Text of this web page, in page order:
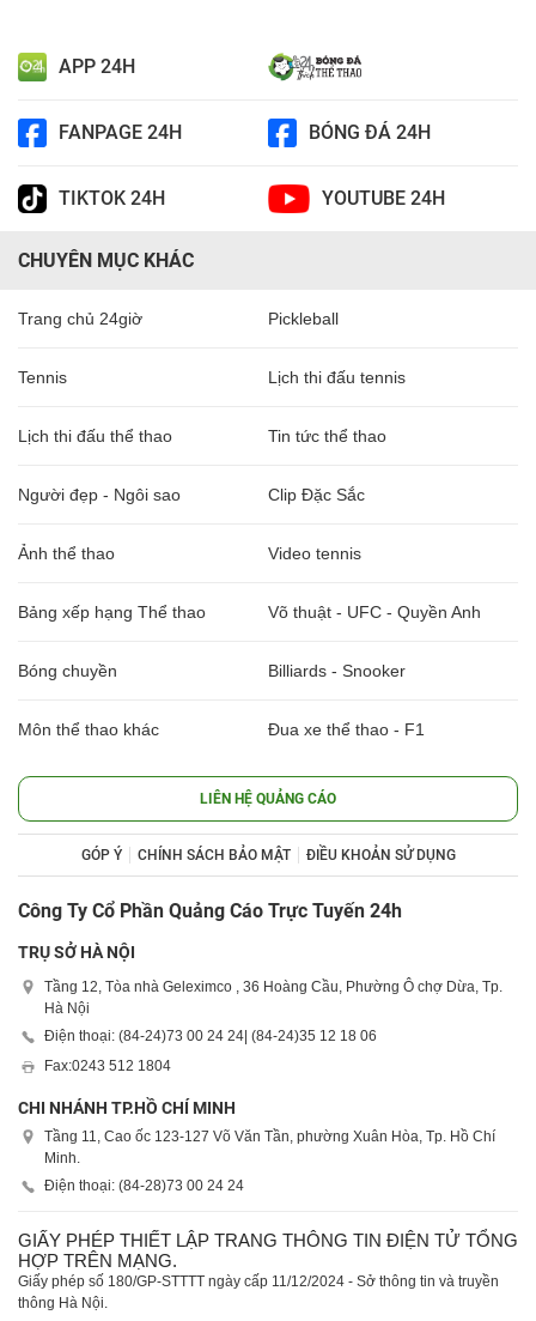
APP 24H
FANPAGE 24H BÓNG ĐÁ 24H
TIKTOK 24H YOUTUBE 24H
CHUYÊN MỤC KHÁC
Trang chủ 24giờ Pickleball
Tennis Lịch thi đấu tennis
Lịch thi đấu thể thao Tin tức thể thao
Người đẹp - Ngôi sao Clip Đặc Sắc
Ảnh thể thao Video tennis
Bảng xếp hạng Thể thao Võ thuật - UFC - Quyền Anh
Bóng chuyền Billiards - Snooker
Môn thể thao khác Đua xe thể thao - F1
LIÊN HỆ QUẢNG CÁO
GÓP Ý CHÍNH SÁCH BẢO MẬT ĐIỀU KHOẢN SỬ DỤNG
Công Ty Cổ Phần Quảng Cáo Trực Tuyến 24h
TRỤ SỞ HÀ NỘI
Tầng 12, Tòa nhà Geleximco , 36 Hoàng Cầu, Phường Ô chợ Dừa, Tp.
Hà Nội
Điện thoại: (84-24)73 00 24 24| (84-24)35 12 18 06
Fax:0243 512 1804
CHI NHÁNH TP.HỒ CHÍ MINH
Tầng 11, Cao ốc 123-127 Võ Văn Tần, phường Xuân Hòa, Tp. Hồ Chí
Minh.
Điện thoại: (84-28)73 00 24 24
GIẤY PHÉP THIẾT LẬP TRANG THÔNG TIN ĐIỆN TỬ TỔNG
HỢP TRÊN MẠNG.
Giấy phép số 180/GP-STTTT ngày cấp 11/12/2024 - Sở thông tin và truyền
thông Hà Nội.